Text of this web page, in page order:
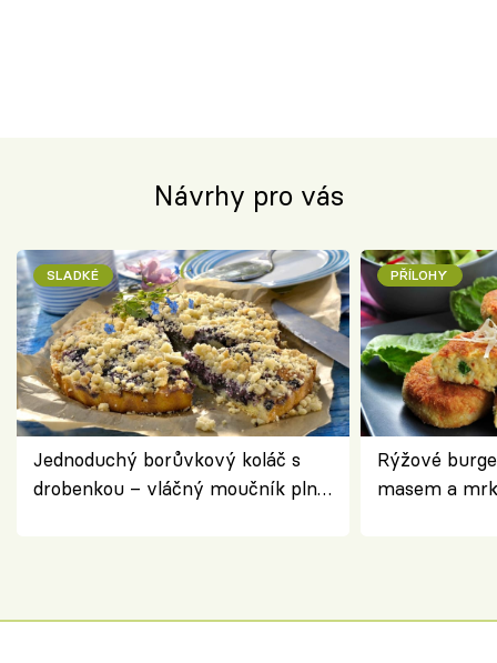
Návrhy pro vás
SLADKÉ
Jednoduchý borůvkový koláč s
drobenkou – vláčný moučník plný
PŘÍLOHY
Rýžové
masem a